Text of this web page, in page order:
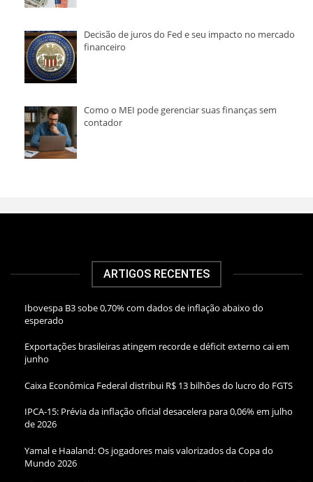
Decisão de juros do Fed e seu impacto no mercado
financeiro
Como o MEI pode gerenciar suas finanças sem
contador
ARTIGOS RECENTES
Ibovespa B3 sobe 0,70% com dados de inflação abaixo do
esperado
Exportações brasileiras atingem recorde e déficit externo cai em
junho
Caixa Econômica Federal distribui R$ 13 bilhões do lucro do FGTS
IPCA-15: Prévia da inflação oficial desacelera para 0,06% em julho
de 2026
Yamal e Haaland: Os jogadores mais valorizados da Copa do
Mundo 2026